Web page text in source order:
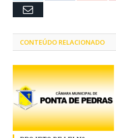
Email
CONTEÚDO RELACIONADO